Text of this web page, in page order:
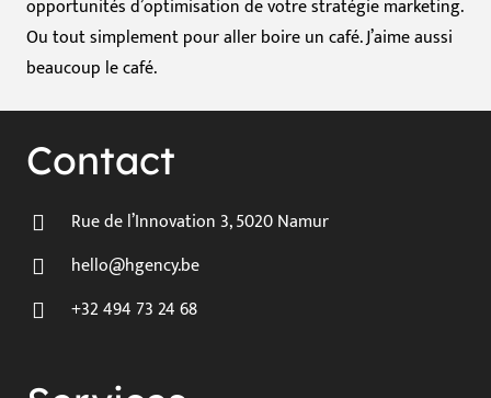
opportunités d’optimisation de votre stratégie marketing.
Ou tout simplement pour aller boire un café. J’aime aussi
beaucoup le café.
Contact
Rue de l’Innovation 3, 5020 Namur
hello@hgency.be
+32 494 73 24 68